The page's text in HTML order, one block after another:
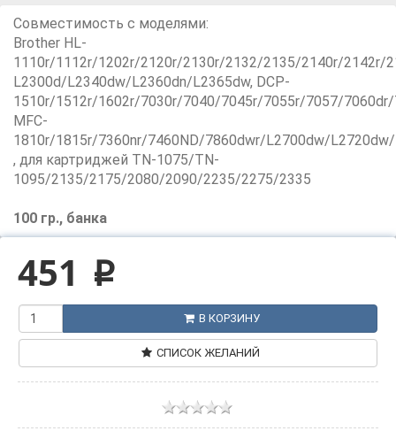
Совместимость с моделями:
Brother HL-
1110r/1112r/1202r/2120r/2130r/2132/2135/2140r/2142r/
L2300d/L2340dw/L2360dn/L2365dw, DCP-
1510r/1512r/1602r/7030r/7040/7045r/7055r/7057/
MFC-
1810r/1815r/7360nr/7460ND/7860dwr/L2700dw/
, для картриджей TN-1075/TN-
1095/2135/2175/2080/2090/2235/2275/2335
100 гр., банка
451 p
В КОРЗИНУ
СПИСОК ЖЕЛАНИЙ